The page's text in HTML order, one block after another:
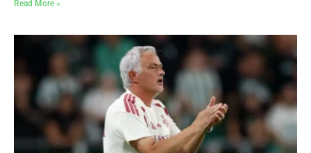
Read More »